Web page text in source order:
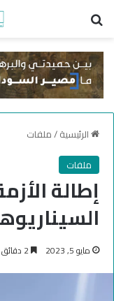
الرئيسية/ملفات
ملفات
إطالة
مايو 5, 2023